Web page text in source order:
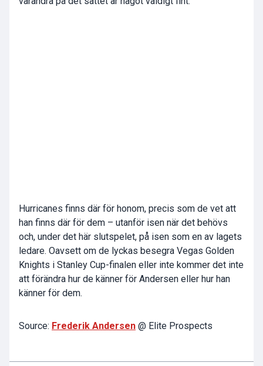
Hurricanes finns där för honom, precis som de vet att
han finns där för dem – utanför isen när det behövs
och, under det här slutspelet, på isen som en av lagets
ledare. Oavsett om de lyckas besegra Vegas Golden
Knights i Stanley Cup-finalen eller inte kommer det inte
att förändra hur de känner för Andersen eller hur han
känner för dem.
Source: Frederik Andersen @ Elite Prospects